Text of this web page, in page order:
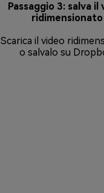
Passaggio 3: salva il
ridimensionato
Scarica il video
o salvalo su